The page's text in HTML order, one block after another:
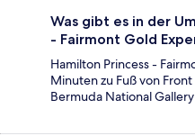
Was gibt es in der
- Fairmont Gold
Hamilton Princess -
Minuten zu Fuß von
Bermuda National